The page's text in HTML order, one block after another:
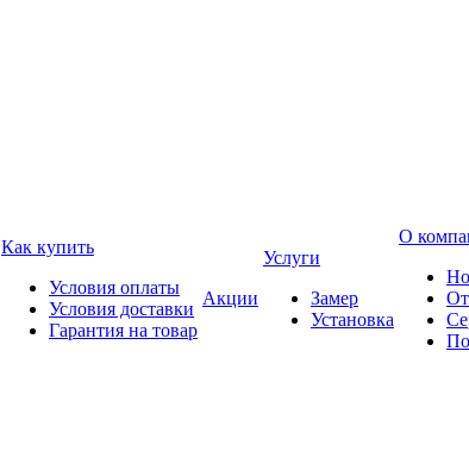
Как купить
Условия оплаты
Условия доставки
Гарантия на товар
Акции
Услуги
Замер
Установка
О